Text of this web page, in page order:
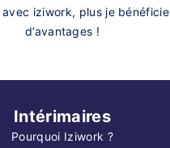
iziwork, plus je bénéficie
d’avantages !
Intérimaires
Pourquoi Iziwork ?